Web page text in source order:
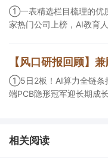
产的合规资质，这家公司
①一表精选栏目梳理的优
家热门公司上榜，AI教育人气公
角前瞻产业供需情况，提
①5日2板！AI算力全链条
端PCB隐形冠军迎长期成
价预期暂未被市场定价，
26%。
相关阅读